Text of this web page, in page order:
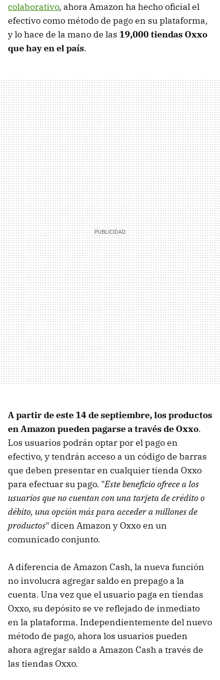
colaborativo, ahora Amazon ha hecho oficial el
efectivo como método de pago en su plataforma,
y lo hace de la mano de las 19,000 tiendas Oxxo
que hay en el país.
A partir de este 14 de septiembre, los productos
en Amazon pueden pagarse a través de Oxxo.
Los usuarios podrán optar por el pago en
efectivo, y tendrán acceso a un código de barras
que deben presentar en cualquier tienda Oxxo
para efectuar su pago. "Este beneficio ofrece a los
usuarios que no cuentan con una tarjeta de crédito o
débito, una opción más para acceder a millones de
productos" dicen Amazon y Oxxo en un
comunicado conjunto.
A diferencia de Amazon Cash, la nueva función
no involucra agregar saldo en prepago a la
cuenta. Una vez que el usuario paga en tiendas
Oxxo, su depósito se ve reflejado de inmediato
en la plataforma. Independientemente del nuevo
método de pago, ahora los usuarios pueden
ahora agregar saldo a Amazon Cash a través de
las tiendas Oxxo.